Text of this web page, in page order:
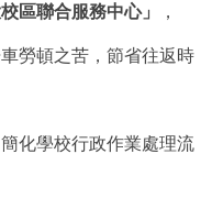
校區聯合服務中心」 ，
勞頓之苦，節省往返時
化學校行政作業處理流